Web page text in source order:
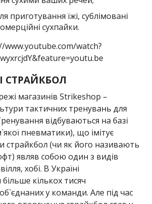
приготування їжі, сублімовані
сухпайки.
www.youtube.com/watch?
І СТРАЙКБОЛ
магазинів Strikeshop –
тактичних тренувань для
відбуваються на базі
пневматики), що імітує
страйкбол (чи як його називають
являв собою один з видів
хобі. В Україні
кількох тисяч
у команди. Але під час